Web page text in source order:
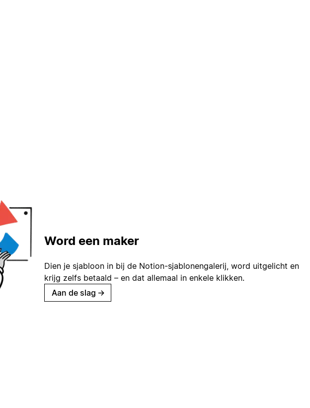
Word een maker
Dien je sjabloon in bij de Notion-sjablonengalerij, word uitgelicht en
krijg zelfs betaald – en dat allemaal in enkele klikken.
Aan de slag →